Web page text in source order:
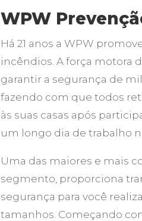
WPW
Há 21 anos a WPW
incêndios. A força motora
garantir a segurança de
fazendo com que todos
às suas casas após
um longo dia de trabalho
Uma das maiores e mais
segmento, proporciona
segurança para você
tamanhos. Começando